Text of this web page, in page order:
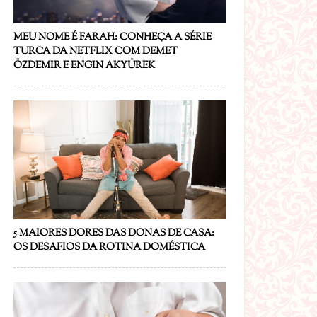
MEU NOME É FARAH: CONHEÇA A SÉRIE
TURCA DA NETFLIX COM DEMET
ÖZDEMIR E ENGIN AKYÜREK
5 MAIORES DORES DAS DONAS DE CASA:
OS DESAFIOS DA ROTINA DOMÉSTICA